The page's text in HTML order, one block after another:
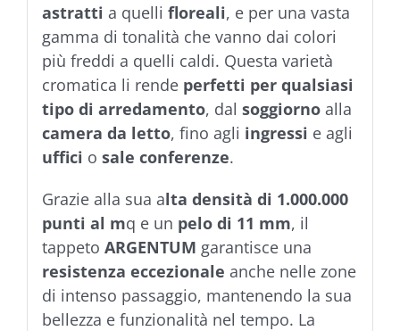
astratti a quelli floreali, e per una vasta
gamma di tonalità che vanno dai colori
più freddi a quelli caldi. Questa varietà
cromatica li rende perfetti per qualsiasi
tipo di arredamento, dal soggiornoalla
camera da letto, fino agli ingressi e agli
uffici o sale conferenze.
Grazie alla sua alta densità di 1.000.000
punti al mq e un pelo di 11 mm, il
tappeto ARGENTUM garantisce una
resistenza eccezionale anche nelle zone
di intenso passaggio, mantenendo la sua
bellezza e funzionalità nel tempo. La